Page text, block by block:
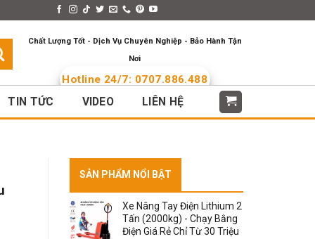
Chất Lượng Tốt - Dịch Vụ Chuyên Nghiệp - Bảo Hành Tận
Nơi
Hotline 24/7: 0707.886.488
TIN TỨC VIDEO LIÊN HỆ
SẢN PHẨM NỔI BẬT
Xe Nâng Tay Điện Lithium 2
Tấn (2000kg) - Chạy Bằng
Điện Giá Rẻ Chỉ Từ 30 Triệu